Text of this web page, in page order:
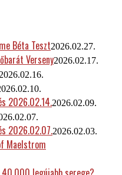
Béta Teszt2026.02.27.
Verseny2026.02.17.
2026.02.16.
2026.02.14.2026.02.09.
2026.02.07.2026.02.03.
Maelstrom